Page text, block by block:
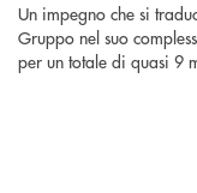
Un impegno che si
Gruppo nel suo
per un totale di quasi 9